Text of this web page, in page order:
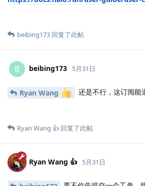
beibing173 回复了此帖
B beibing173 5月31日
Ryan Wang 还是不行，这订阅能
Ryan Wang 👍 回复了此帖
Ryan Wang 👍 5月31日